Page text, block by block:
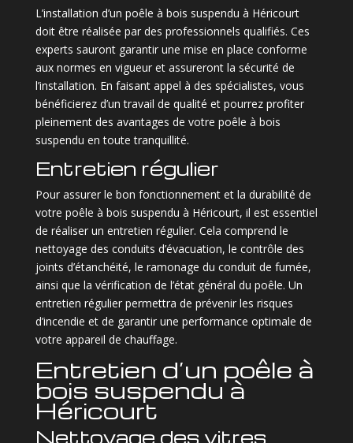
L’installation d’un poêle à bois suspendu à Héricourt
doit être réalisée par des professionnels qualifiés. Ces
experts sauront garantir une mise en place conforme
aux normes en vigueur et assureront la sécurité de
l’installation. En faisant appel à des spécialistes, vous
bénéficierez d’un travail de qualité et pourrez profiter
pleinement des avantages de votre poêle à bois
suspendu en toute tranquillité.
Entretien régulier
Pour assurer le bon fonctionnement et la durabilité de
votre poêle à bois suspendu à Héricourt, il est essentiel
de réaliser un entretien régulier. Cela comprend le
nettoyage des conduits d’évacuation, le contrôle des
joints d’étanchéité, le ramonage du conduit de fumée,
ainsi que la vérification de l’état général du poêle. Un
entretien régulier permettra de prévenir les risques
d’incendie et de garantir une performance optimale de
votre appareil de chauffage.
Entretien d’un poêle à
bois suspendu à
Héricourt
Nettoyage des vitres